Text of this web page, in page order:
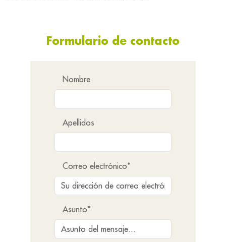
Formulario de contacto
Nombre
Apellidos
Correo electrónico*
Asunto*